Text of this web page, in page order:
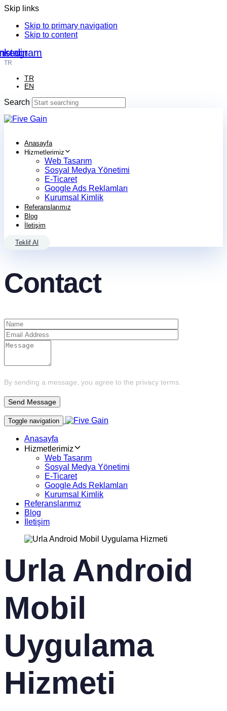
Skip links
Skip to primary navigation
Skip to content
TR
TR
EN
Search
Anasayfa
Hizmetlerimiz
Web Tasarım
Sosyal Medya Yönetimi
E-Ticaret
Google Ads Reklamları
Kurumsal Kimlik
Referanslarımız
Blog
İletişim
Teklif Al
Contact
By sending a message, you agree to the privacy terms.
Toggle navigation
Anasayfa
Hizmetlerimiz
Web Tasarım
Sosyal Medya Yönetimi
E-Ticaret
Google Ads Reklamları
Kurumsal Kimlik
Referanslarımız
Blog
İletişim
Urla Android
Mobil
Uygulama
Hizmeti